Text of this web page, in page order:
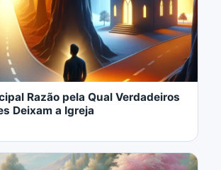
Razão pela Qual Verdadeiros
Deixam a Igreja